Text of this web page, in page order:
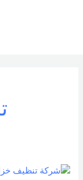
شركة